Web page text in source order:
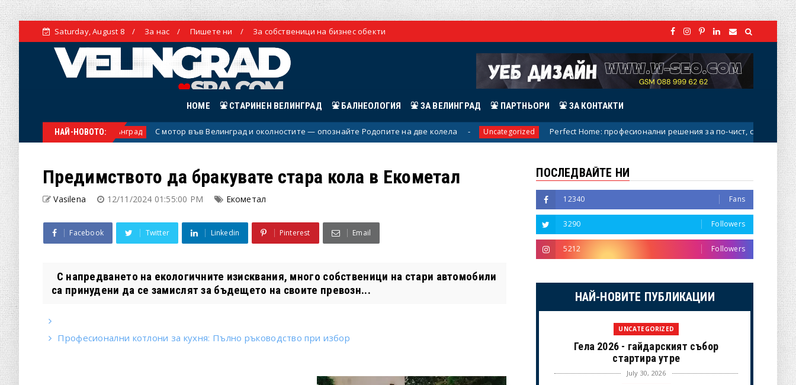
Saturday, August 8 За нас Пишете ни За собственици на бизнес обекти
HOME ⛲ СТАРИНЕН ВЕЛИНГРАД ⛲ БАЛНЕОЛОГИЯ ⛲ ЗА ВЕЛИНГРАД ⛲ ПАРТНЬОРИ ⛲ ЗА КОНТАКТИ
НАЙ-НОВОТО:
утре Велинград С мотор във Велинград и околностите — опознайте Родопите на две колела Uncategorized Perfect Home: професионални решения за по-чист, свеж и поддържан
Предимството да бракувате стара кола в Екометал
Vasilena 12/11/2024 01:55:00 PM Екометал
Facebook Twitter Linkedin Pinterest Email
С напредването на екологичните изисквания, много собственици на стари автомобили
са принудени да се замислят за бъдещето на своите превозн...
Професионални котлони за кухня: Пълно ръководство при избор
ПОСЛЕДВАЙТЕ НИ
12340 Fans
3290 Followers
5212 Followers
НАЙ-НОВИТЕ ПУБЛИКАЦИИ
UNCATEGORIZED
Гела 2026 - гайдарският събор
стартира утре
July 30, 2026